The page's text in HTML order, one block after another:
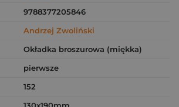
9788377205846
Andrzej Zwoliński
Okładka broszurowa (miękka)
pierwsze
152